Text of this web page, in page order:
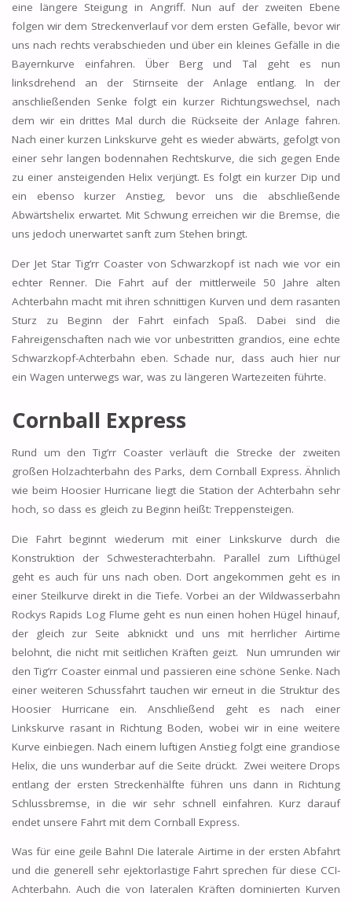
eine längere Steigung in Angriff. Nun auf der zweiten Ebene
folgen wir dem Streckenverlauf vor dem ersten Gefälle, bevor wir
uns nach rechts verabschieden und über ein kleines Gefälle in die
Bayernkurve einfahren. Über Berg und Tal geht es nun
linksdrehend an der Stirnseite der Anlage entlang. In der
anschließenden Senke folgt ein kurzer Richtungswechsel, nach
dem wir ein drittes Mal durch die Rückseite der Anlage fahren.
Nach einer kurzen Linkskurve geht es wieder abwärts, gefolgt von
einer sehr langen bodennahen Rechtskurve, die sich gegen Ende
zu einer ansteigenden Helix verjüngt. Es folgt ein kurzer Dip und
ein ebenso kurzer Anstieg, bevor uns die abschließende
Abwärtshelix erwartet. Mit Schwung erreichen wir die Bremse, die
uns jedoch unerwartet sanft zum Stehen bringt.
Der Jet Star Tig’rr Coaster von Schwarzkopf ist nach wie vor ein
echter Renner. Die Fahrt auf der mittlerweile 50 Jahre alten
Achterbahn macht mit ihren schnittigen Kurven und dem rasanten
Sturz zu Beginn der Fahrt einfach Spaß. Dabei sind die
Fahreigenschaften nach wie vor unbestritten grandios, eine echte
Schwarzkopf-Achterbahn eben. Schade nur, dass auch hier nur
ein Wagen unterwegs war, was zu längeren Wartezeiten führte.
Cornball Express
Rund um den Tig’rr Coaster verläuft die Strecke der zweiten
großen Holzachterbahn des Parks, dem Cornball Express. Ähnlich
wie beim Hoosier Hurricane liegt die Station der Achterbahn sehr
hoch, so dass es gleich zu Beginn heißt: Treppensteigen.
Die Fahrt beginnt wiederum mit einer Linkskurve durch die
Konstruktion der Schwesterachterbahn. Parallel zum Lifthügel
geht es auch für uns nach oben. Dort angekommen geht es in
einer Steilkurve direkt in die Tiefe. Vorbei an der Wildwasserbahn
Rockys Rapids Log Flume geht es nun einen hohen Hügel hinauf,
der gleich zur Seite abknickt und uns mit herrlicher Airtime
belohnt, die nicht mit seitlichen Kräften geizt. Nun umrunden wir
den Tig’rr Coaster einmal und passieren eine schöne Senke. Nach
einer weiteren Schussfahrt tauchen wir erneut in die Struktur des
Hoosier Hurricane ein. Anschließend geht es nach einer
Linkskurve rasant in Richtung Boden, wobei wir in eine weitere
Kurve einbiegen. Nach einem luftigen Anstieg folgt eine grandiose
Helix, die uns wunderbar auf die Seite drückt. Zwei weitere Drops
entlang der ersten Streckenhälfte führen uns dann in Richtung
Schlussbremse, in die wir sehr schnell einfahren. Kurz darauf
endet unsere Fahrt mit dem Cornball Express.
Was für eine geile Bahn! Die laterale Airtime in der ersten Abfahrt
und die generell sehr ejektorlastige Fahrt sprechen für diese CCI-
Achterbahn. Auch die von lateralen Kräften dominierten Kurven